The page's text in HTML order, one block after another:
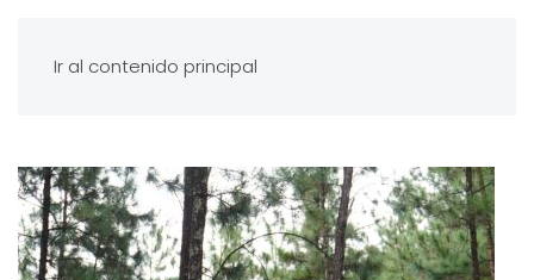
Ir al contenido principal